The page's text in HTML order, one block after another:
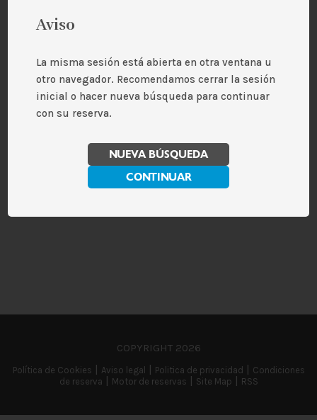
COPYRIGHT 2026
Política de Cookies | Aviso legal | Politica de privacidad | Condiciones
de reserva | Motor de reservas | Site Map | RSS
Aviso
La misma sesión está abierta en otra ventana u
otro navegador. Recomendamos cerrar la sesión
inicial o hacer nueva búsqueda para continuar
con su reserva.
NUEVA BÚSQUEDA
CONTINUAR